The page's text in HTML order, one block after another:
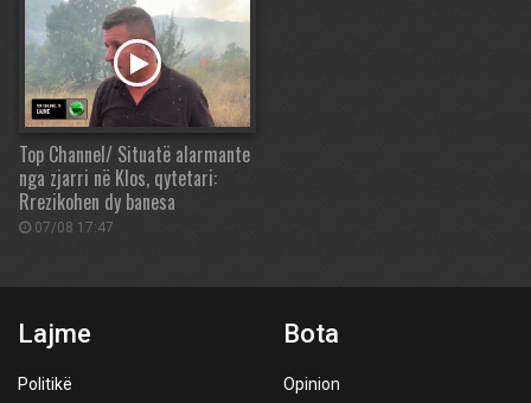
Top Channel/ Situatë alarmante
nga zjarri në Klos, qytetari:
Rrezikohen dy banesa
07/08 17:47
Lajme
Politikë
Bota
Opinion